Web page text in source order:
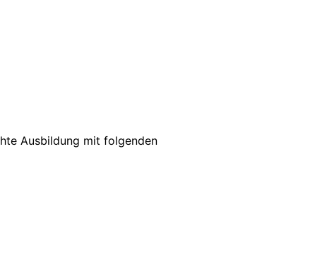
Ausbildung mit folgenden